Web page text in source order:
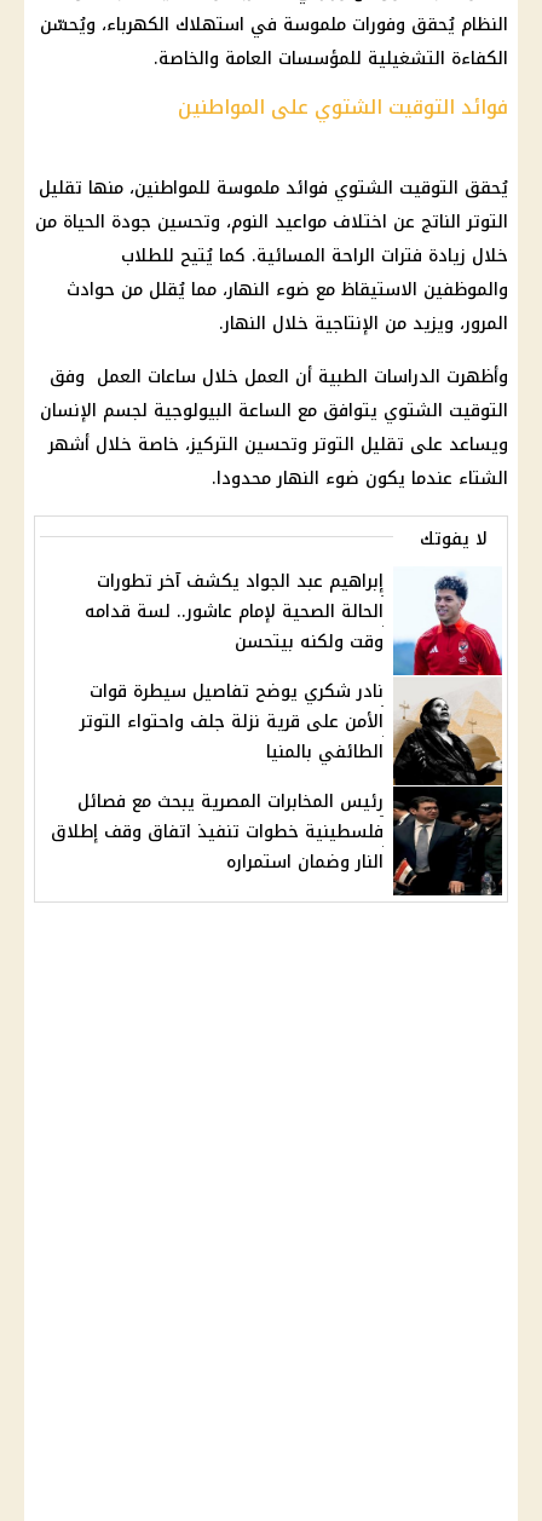
النظام يُحقق وفورات ملموسة في استهلاك الكهرباء، ويُحسّن
الكفاءة التشغيلية للمؤسسات العامة والخاصة.
فوائد التوقيت الشتوي على المواطنين
يُحقق التوقيت الشتوي فوائد ملموسة للمواطنين، منها تقليل
التوتر الناتج عن اختلاف مواعيد النوم، وتحسين جودة الحياة من
خلال زيادة فترات الراحة المسائية. كما يُتيح للطلاب
والموظفين الاستيقاظ مع ضوء النهار، مما يُقلل من حوادث
المرور، ويزيد من الإنتاجية خلال النهار.
وأظهرت الدراسات الطبية أن العمل خلال ساعات العمل وفق
التوقيت الشتوي يتوافق مع الساعة البيولوجية لجسم الإنسان
ويساعد على تقليل التوتر وتحسين التركيز، خاصة خلال أشهر
الشتاء عندما يكون ضوء النهار محدودا.
لا يفوتك
إبراهيم عبد الجواد يكشف آخر تطورات
الحالة الصحية لإمام عاشور.. لسة قدامه
وقت ولكنه بيتحسن
نادر شكري يوضح تفاصيل سيطرة قوات
الأمن على قرية نزلة جلف واحتواء التوتر
الطائفي بالمنيا
رئيس المخابرات المصرية يبحث مع فصائل
فلسطينية خطوات تنفيذ اتفاق وقف إطلاق
النار وضمان استمراره